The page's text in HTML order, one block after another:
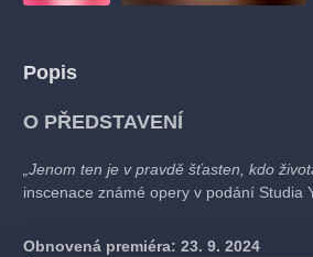
Popis
O PŘEDSTAVENÍ
„Jenom ten je v pravdě šťasten, kdo
inscenace známé opery v podání Studia
Obnovená premiéra: 23. 9. 2024